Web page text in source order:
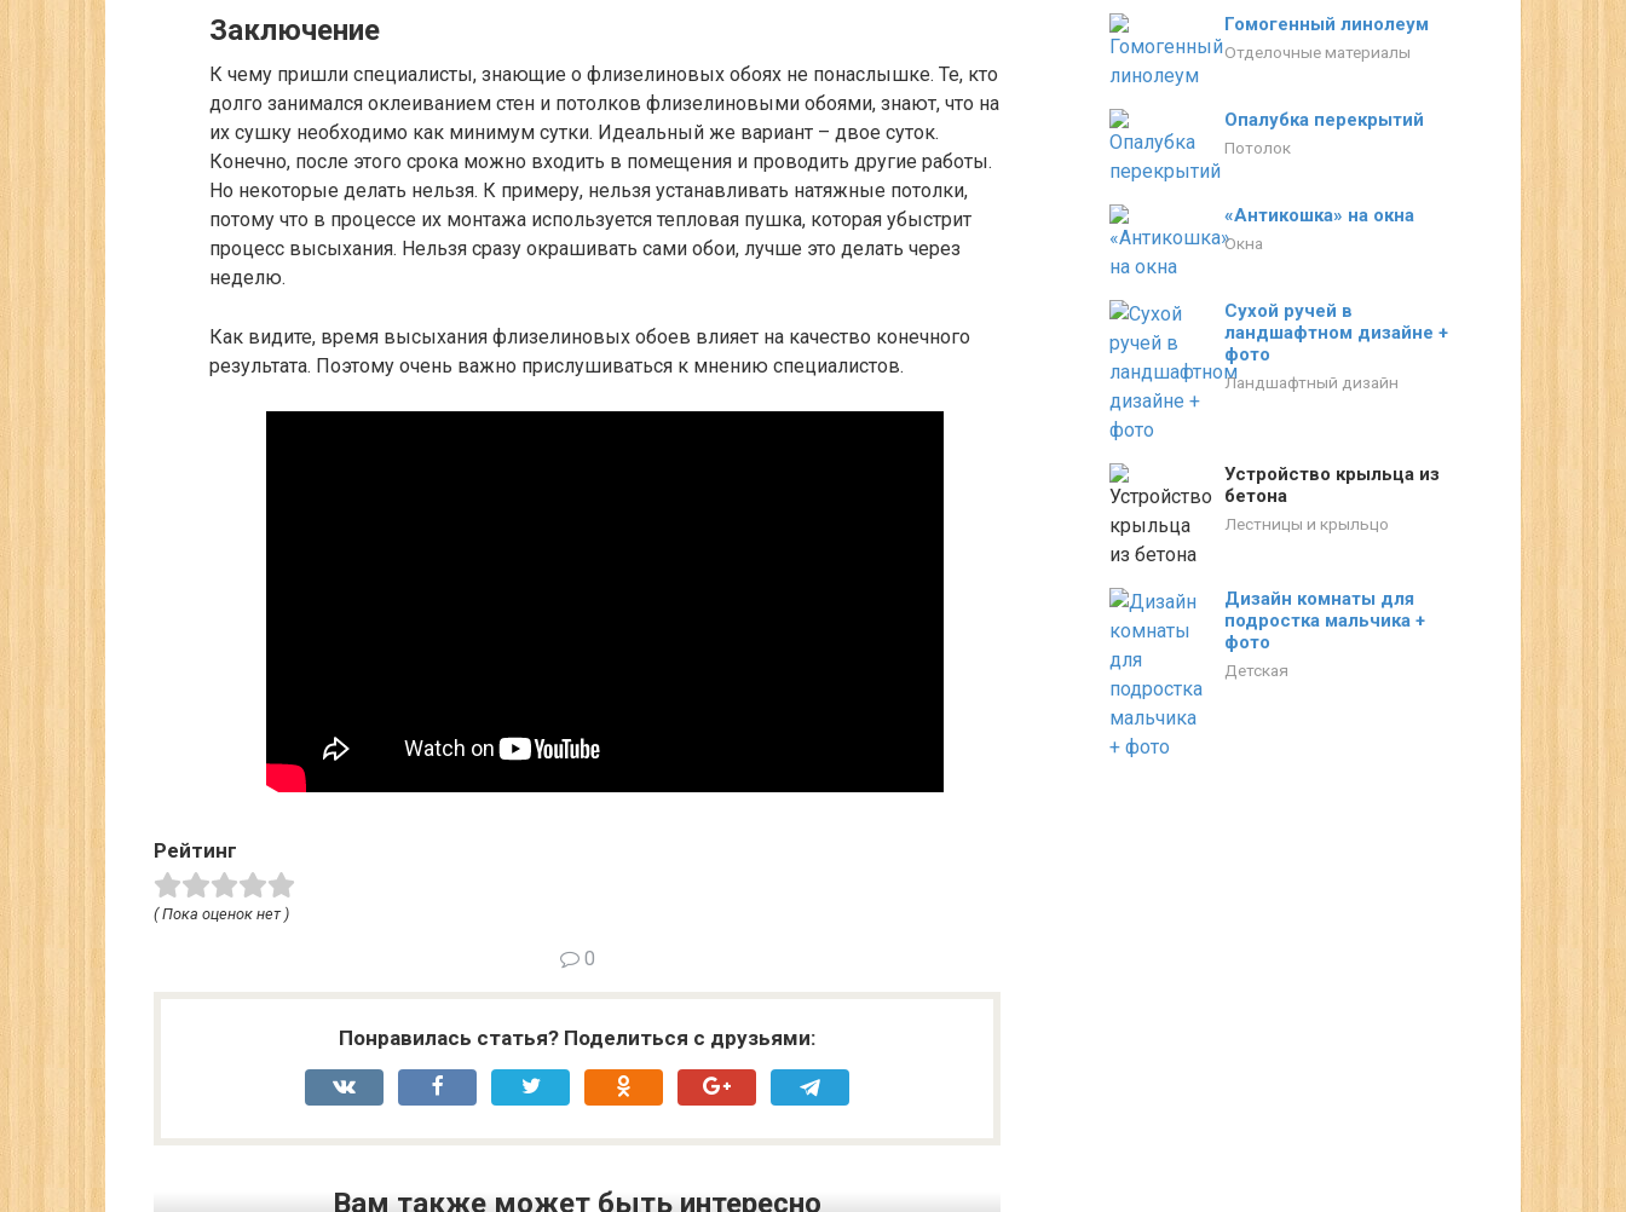
Заключение
К чему пришли специалисты, знающие о флизелиновых обоях не понаслышке. Те, кто
долго занимался оклеиванием стен и потолков флизелиновыми обоями, знают, что на
их сушку необходимо как минимум сутки. Идеальный же вариант – двое суток.
Конечно, после этого срока можно входить в помещения и проводить другие работы.
Но некоторые делать нельзя. К примеру, нельзя устанавливать натяжные потолки,
потому что в процессе их монтажа используется тепловая пушка, которая убыстрит
процесс высыхания. Нельзя сразу окрашивать сами обои, лучше это делать через
неделю.
Как видите, время высыхания флизелиновых обоев влияет на качество конечного
результата. Поэтому очень важно прислушиваться к мнению специалистов.
Рейтинг
( Пока оценок нет )
0
Понравилась статья? Поделиться с друзьями:
Вам также может быть интересно
Гомогенный линолеум
Отделочные материалы
Опалубка перекрытий
Потолок
«Антикошка» на окна
Окна
Сухой ручей в
ландшафтном дизайне +
фото
Ландшафтный дизайн
Устройство крыльца из
бетона
Лестницы и крыльцо
Дизайн комнаты для
подростка мальчика +
фото
Детская